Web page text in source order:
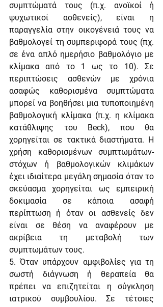
συμπτώματά τους (π.χ. ανοϊκοί ή
ψυχωτικοί ασθενείς), είναι η
παραγγελία στην οικογένειά τους να
βαθμολογεί τη συμπεριφορά τους (πχ.
σε ένα απλό ημερήσιο βαθμολόγιο με
κλίμακα από το 1 ως το 10). Σε
περιπτώσεις ασθενών με χρόνια
ασαφώς καθορισμένα συμπτώματα
μπορεί να βοηθήσει μια τυποποιημένη
βαθμολογική κλίμακα (π.χ. η κλίμακα
κατάθλιψης του Beck), που θα
χορηγείται σε τακτικά διαστήματα. Η
χρήση καθορισμένων συμπτωμάτων-
στόχων ή βαθμολογικών κλιμάκων
έχει ιδιαίτερα μεγάλη σημασία όταν το
σκεύασμα χορηγείται ως εμπειρική
δοκιμασία σε κάποια ασαφή
περίπτωση ή όταν οι ασθενείς δεν
είναι σε θέση να αναφέρουν με
ακρίβεια τη μεταβολή των
συμπτωμάτων τους.
5. Όταν υπάρχουν αμφιβολίες για τη
σωστή διάγνωση ή θεραπεία θα
πρέπει να επιζητείται η σύγκληση
ιατρικού συμβουλίου. Σε τέτοιες